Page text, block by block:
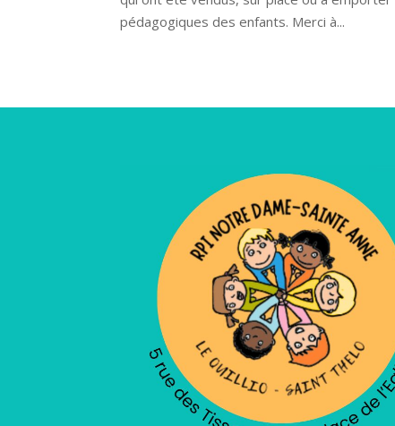
pédagogiques des enfants. Merci à...